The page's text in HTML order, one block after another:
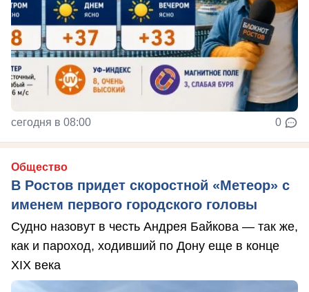
сегодня в 08:00 0
Общество
В Ростов придет скоростной «Метеор» с
именем первого городского головы
Судно назовут в честь Андрея Байкова — так же,
как и пароход, ходивший по Дону еще в конце
XIX века